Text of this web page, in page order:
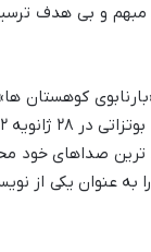
و بی هدف
کوهستان
ترین صداهای خود
عنوان یکی از